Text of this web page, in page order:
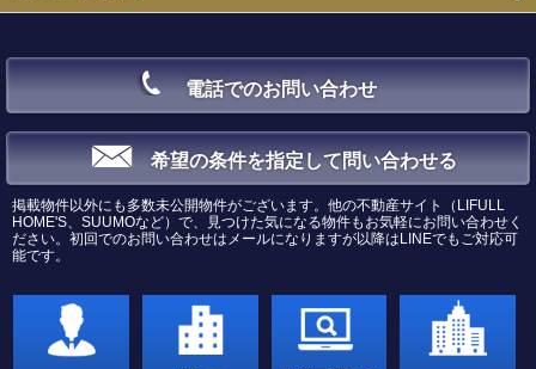
電話でのお問い合わせ
希望の条件を指定して問い合わせる
掲載物件以外にも多数未公開物件がございます。他の不動産サイト（LIFULL
HOME'S、SUUMOなど）で、見つけた気になる物件もお気軽にお問い合わせく
ださい。初回でのお問い合わせはメールになりますが以降はLINEでもご対応可
能です。